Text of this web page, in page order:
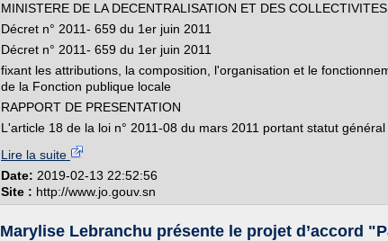
MINISTERE DE LA DECENTRALISATION ET DES
Décret n° 2011- 659 du 1er juin 2011
Décret n° 2011- 659 du 1er juin 2011
fixant les attributions, la composition, l'organisation et le
de la Fonction publique locale
RAPPORT DE PRESENTATION
L'article 18 de la loi n° 2011-08 du mars 2011 portant statut général
Lire la suite
Date: 2019-02-13 22:52:56
Site : http://www.jo.gouv.sn
Marylise Lebranchu présente le projet d’accord